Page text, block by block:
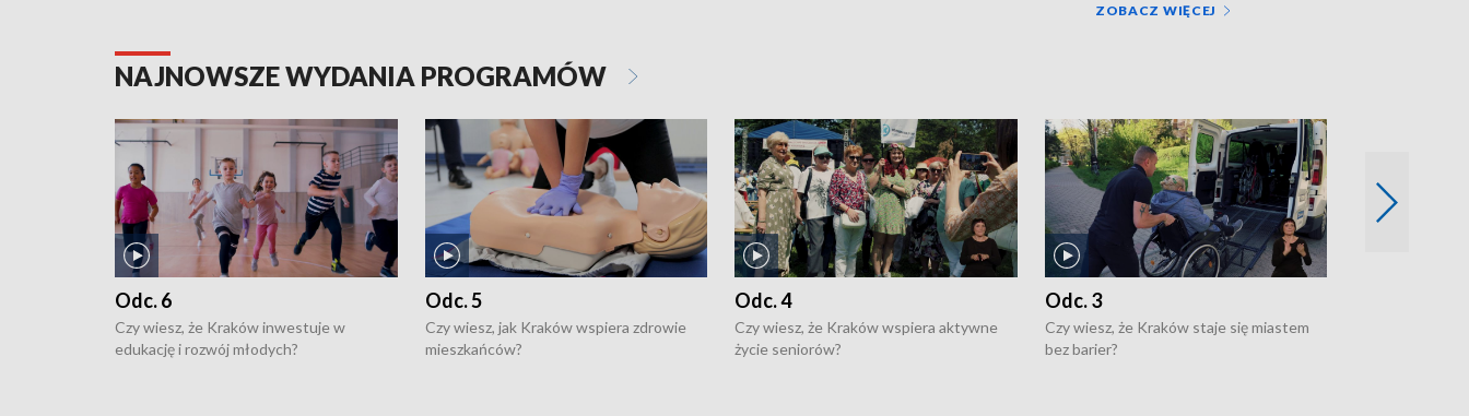
ZOBACZ WIĘCEJ
NAJNOWSZE WYDANIA PROGRAMÓW
Odc. 6
Czy wiesz, że Kraków inwestuje w
edukację i rozwój młodych?
Odc. 5
Czy wiesz, jak Kraków wspiera zdrowie
mieszkańców?
Odc. 4
Czy wiesz, że Kraków wspiera aktywne
życie seniorów?
Odc. 3
Czy wiesz, że Kraków staje się miastem
bez barier?